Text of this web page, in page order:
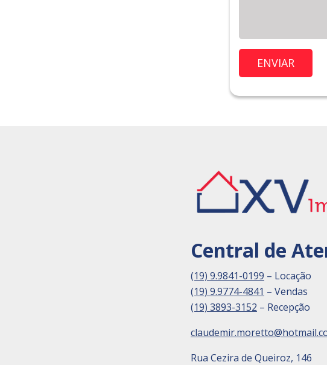
Imóvel de
Central de
(19) 9.9841-0199 – Locação
(19) 9.9774-4841 – Vendas
(19) 3893-3152 – Recepção
Rua Cezira de Queiroz, 146